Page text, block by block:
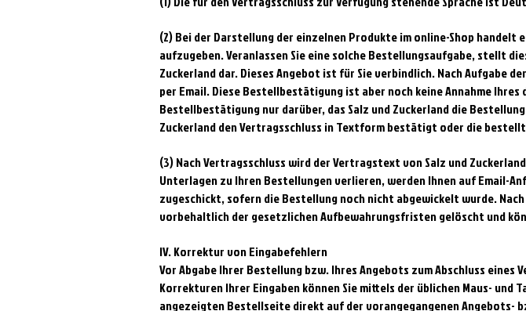
(2) Bei der Darstellung der einzelnen Produkte im online-Shop
aufzugeben. Veranlassen Sie eine solche Bestellungsaufgabe, stellt
Zuckerland dar. Dieses Angebot ist für Sie verbindlich. Nach Aufgabe
per Email. Diese Bestellbestätigung ist aber noch keine Annahme
Bestellbestätigung nur darüber, das Salz und Zuckerland die
Zuckerland den Vertragsschluss in Textform bestätigt oder die
(3) Nach Vertragsschluss wird der Vertragstext von Salz und
Unterlagen zu Ihren Bestellungen verlieren, werden Ihnen auf Email-
zugeschickt, sofern die Bestellung noch nicht abgewickelt wurde.
vorbehaltlich der gesetzlichen Aufbewahrungsfristen gelöscht und
IV. Korrektur von Eingabefehlern
Vor Abgabe Ihrer Bestellung bzw. Ihres Angebots zum Abschluss
Korrekturen Ihrer Eingaben können Sie mittels der üblichen Maus-
angezeigten Bestellseite direkt auf der vorangegangenen Angebots-